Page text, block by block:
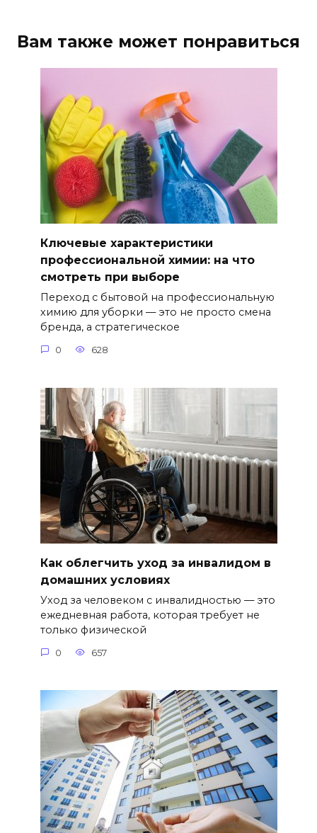
Вам также может понравиться
Ключевые характеристики
профессиональной химии: на что
смотреть при выборе
Переход с бытовой на профессиональную
химию для уборки — это не просто смена
бренда, а стратегическое
0 628
Как облегчить уход за инвалидом в
домашних условиях
Уход за человеком с инвалидностью — это
ежедневная работа, которая требует не
только физической
0 657